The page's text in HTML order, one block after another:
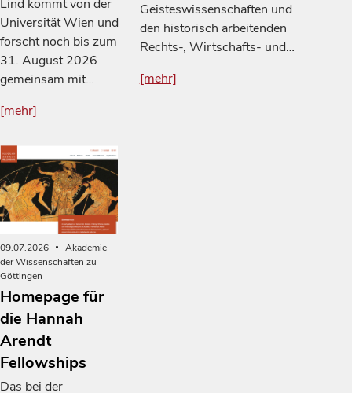
Lind kommt von der
Universität Wien und
forscht noch bis zum
31. August 2026
gemeinsam mit…
[mehr]
Geisteswissenschaften und
den historisch arbeitenden
Rechts-, Wirtschafts- und…
[mehr]
09.07.2026
Akademie
der Wissenschaften zu
Göttingen
Homepage für
die Hannah
Arendt
Fellowships
Das bei der